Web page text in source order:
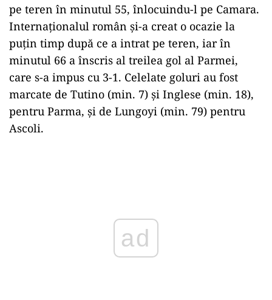
pe teren în minutul 55, înlocuindu-l pe Camara.
Internaționalul român și-a creat o ocazie la
puțin timp după ce a intrat pe teren, iar în
minutul 66 a înscris al treilea gol al Parmei,
care s-a impus cu 3-1. Celelate goluri au fost
marcate de Tutino (min. 7) şi Inglese (min. 18),
pentru Parma, şi de Lungoyi (min. 79) pentru
Ascoli.